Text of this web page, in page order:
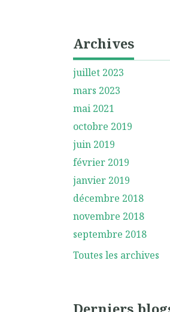
Archives
juillet 2023
mars 2023
mai 2021
octobre 2019
juin 2019
février 2019
janvier 2019
décembre 2018
novembre 2018
septembre 2018
Toutes les archives
Derniers